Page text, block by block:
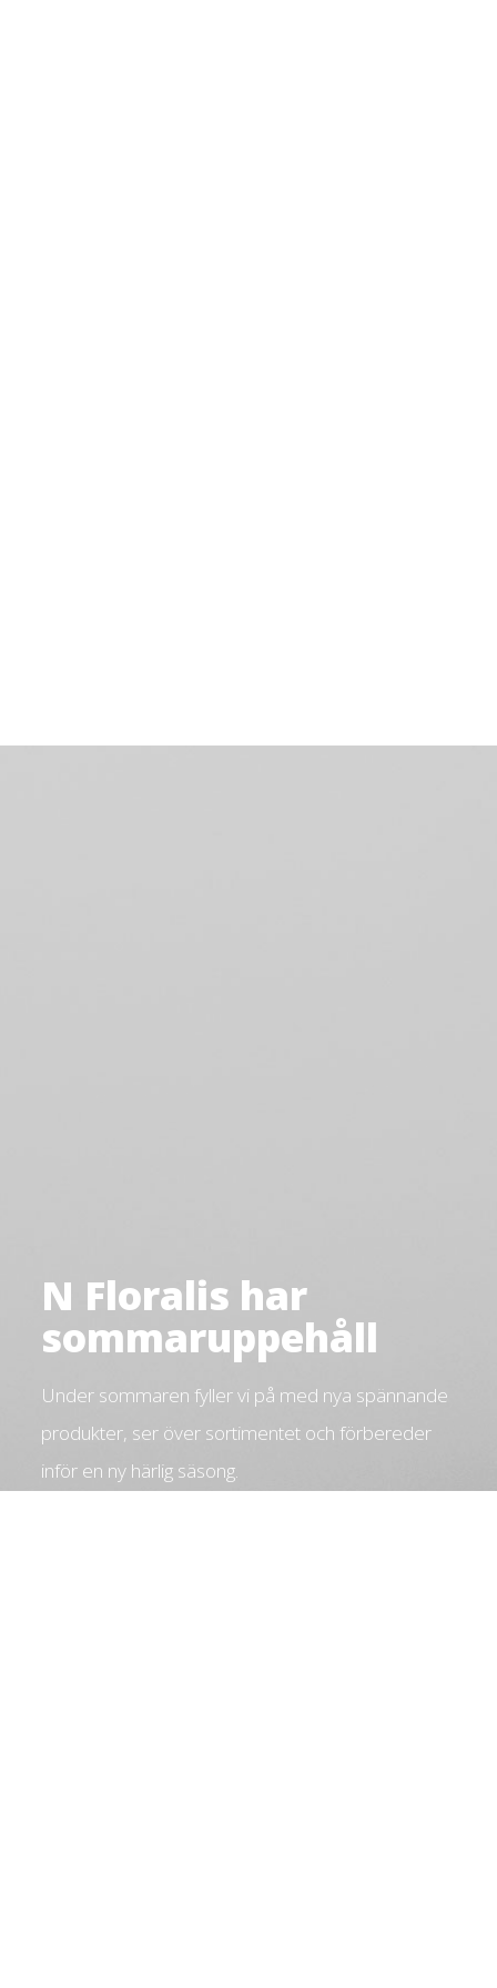
N Floralis har
sommaruppehåll
Under sommaren fyller vi på med nya spännande
produkter, ser över sortimentet och förbereder
inför en ny härlig säsong.